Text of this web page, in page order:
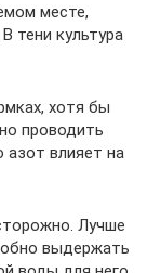
месте,
тени культура
хотя бы
проводить
влияет на
Лучше
выдержать